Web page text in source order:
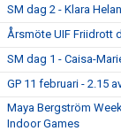
SM dag 2 - Klara
Årsmöte UIF Friidrott
SM dag 1 - Caisa-
GP 11 februari - 2.15
Maya Bergström
Indoor Games